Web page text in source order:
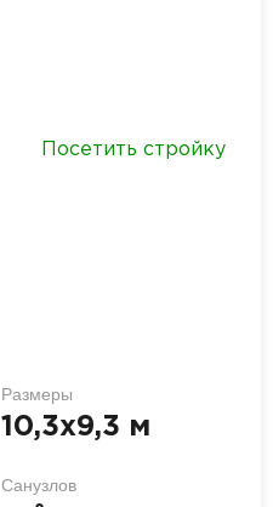
Посетить стройку
Размеры
10,3х9,3 м
Санузлов